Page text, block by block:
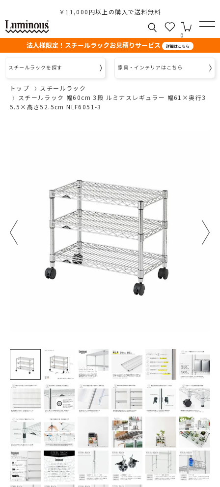
￥11,000円以上の購入で送料無料
0
法人様限定！スチールラックお見積りサービス 詳細はこちら
スチールラックを探す 家具・インテリアはこちら
トップ
スチールラック
スチールラック 幅60cm 3段 ルミナスレギュラー 幅61×奥行3
5.5×高さ52.5cm NLF6051-3